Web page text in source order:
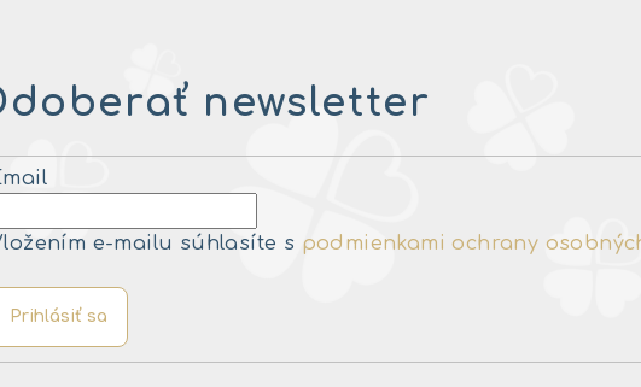
newsletter
e-mailu súhlasíte s podmienkami ochrany
Prihlásiť sa